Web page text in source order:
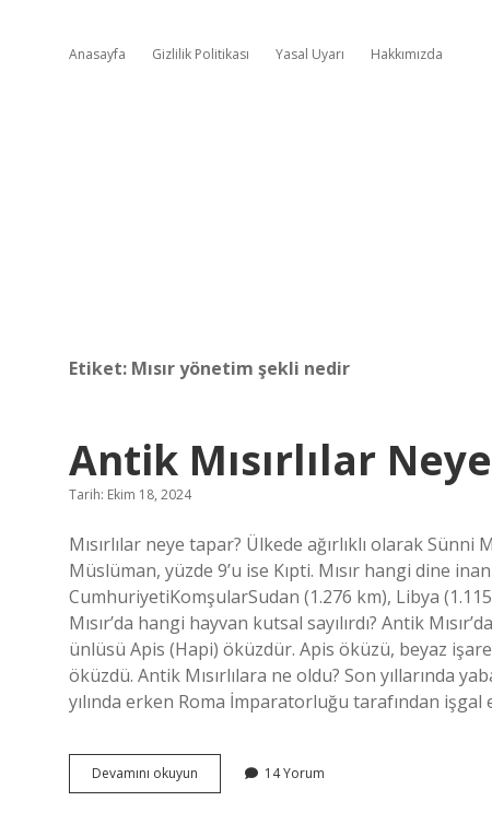
Anasayfa Gizlilik Politikası Yasal Uyarı Hakkımızda
Etiket: Mısır yönetim şekli nedir
Antik Mısırlılar
Tarih: Ekim 18, 2024
Mısırlılar neye tapar? Ülkede ağırlıklı olarak
Müslüman, yüzde 9’u ise Kıpti. Mısır hangi dine
CumhuriyetiKomşularSudan (1.276 km), Libya
Mısır’da hangi hayvan kutsal sayılırdı? Antik
ünlüsü Apis (Hapi) öküzdür. Apis öküzü, beyaz
öküzdü. Antik Mısırlılara ne oldu? Son yıllarında
yılında erken Roma İmparatorluğu tarafından
Devamını okuyun
Mısırlılar
14 Yorum